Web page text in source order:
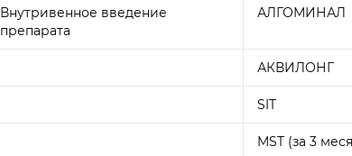
Внутривенное введение
препарата
АЛГОМИНАЛ
АКВИЛОНГ
SIT
MST (за 3